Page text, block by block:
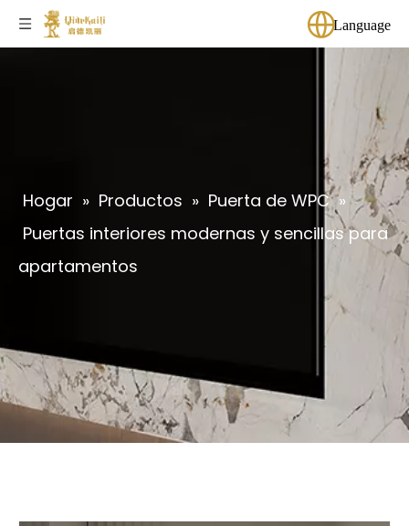
Language
Hogar » Productos » Puerta de WPC »
Puertas interiores modernas y sencillas para
apartamentos